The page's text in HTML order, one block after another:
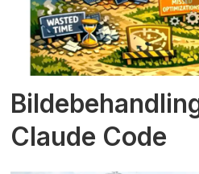
Claude Code